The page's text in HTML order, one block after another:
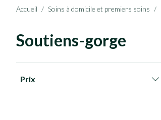
Accueil / Soins à domicile et premiers soins /
Soutiens-gorge
Prix